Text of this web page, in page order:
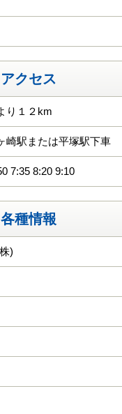
アクセス
り１２km
崎駅または平塚駅下車
7:35 8:20 9:10
各種情報
)